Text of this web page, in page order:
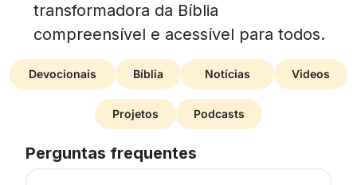
transformadora da Bíblia
compreensível e acessível para todos.
Devocionais Bíblia Notícias Videos
Projetos Podcasts
Perguntas frequentes